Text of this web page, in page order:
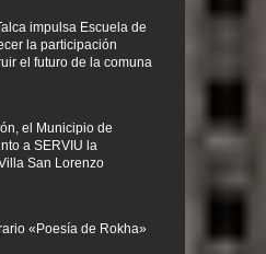
impulsa Escuela de
la participación
el futuro de la comuna
el Municipio de
a SERVIU la
San Lorenzo
«Poesía de Rokha»